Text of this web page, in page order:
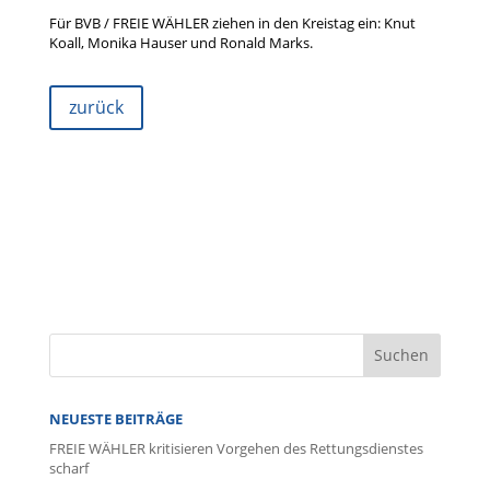
Für BVB / FREIE WÄHLER ziehen in den Kreistag ein: Knut
Koall, Monika Hauser und Ronald Marks.
zurück
NEUESTE BEITRÄGE
FREIE WÄHLER kritisieren Vorgehen des Rettungsdienstes
scharf